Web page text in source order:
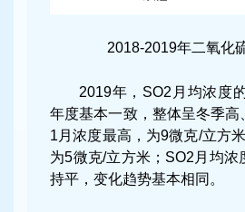
2018-2019年二氧化
2019年，SO2月均浓度
年度基本一致，整体呈冬季高
1月浓度最高，为9微克/立方
为5微克/立方米；SO2月均浓
持平，变化趋势基本相同。